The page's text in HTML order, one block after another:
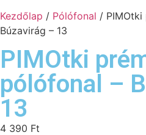
Kezdőlap / Pólófonal /
Búzavirág – 13
PIMOtki
pólófonal –
13
4 390 Ft